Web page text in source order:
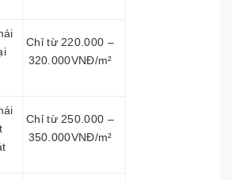
Chỉ từ 220.000 –
320.000VNĐ/m²
Chỉ từ 250.000 –
350.000VNĐ/m²